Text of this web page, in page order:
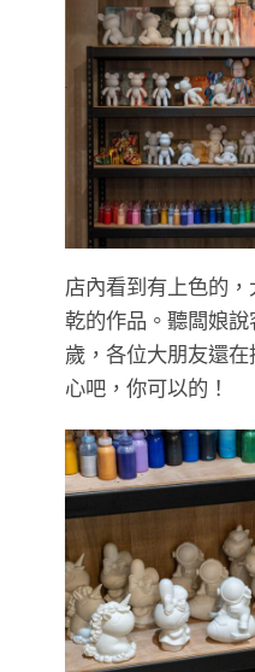
店內看到有上色的
乾的作品。聽闆娘
歲，各位大朋友還
心吧，你可以的！